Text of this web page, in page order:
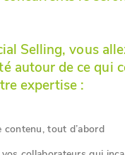
Selling, vous
autour de ce qui
expertise :
contenu, tout d’abord